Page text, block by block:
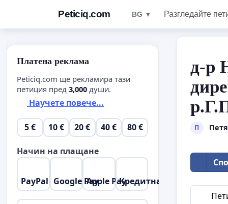
Peticiq.com BG ▼ Разгледайте
д-р
П
Платена реклама
Peticiq.com ще рекламира тази
петиция пред 3,000 души.
Научете повече...
5 € 10 € 20 € 40 € 80 €
Начин на плащане
PayPal Google PayApple PayКредитна карта